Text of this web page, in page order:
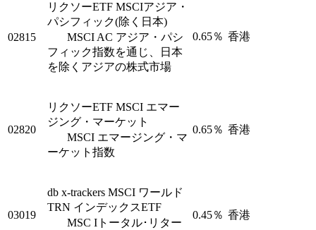
02815
リクソーETF MSCIアジア・
パシフィック(除く日本)
MSCI AC アジア・パシ
フィック指数を通じ、日本
を除くアジアの株式市場
0.65％ 香港
02820
リクソーETF MSCI エマー
ジング・マーケット
MSCI エマージング・マ
ーケット指数
0.65％ 香港
03019
db x-trackers MSCI ワールド
TRN インデックスETF
MSC Iトータル･リター
0.45％ 香港